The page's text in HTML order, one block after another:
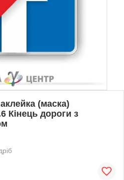
(маска)
Кінець дороги з